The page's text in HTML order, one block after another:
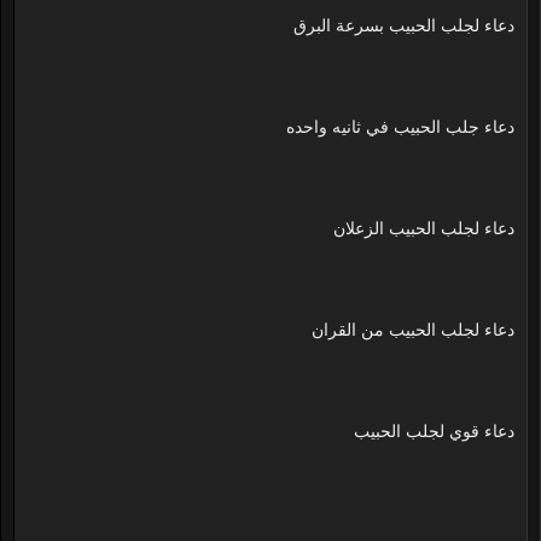
دعاء لجلب الحبيب بسرعة البرق
دعاء جلب الحبيب في ثانيه واحده
دعاء لجلب الحبيب الزعلان
دعاء لجلب الحبيب من القران
دعاء قوي لجلب الحبيب